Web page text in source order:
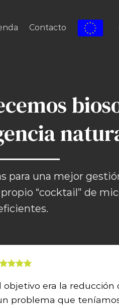
Contacto
para una mejor
“cocktail” de
era la reducción
problema que